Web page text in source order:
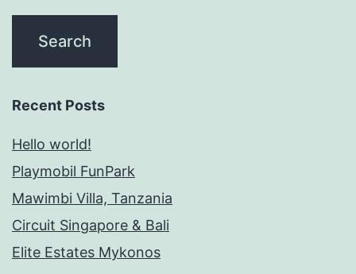
Recent Posts
Hello world!
Playmobil FunPark
Mawimbi Villa, Tanzania
Circuit Singapore & Bali
Elite Estates Mykonos